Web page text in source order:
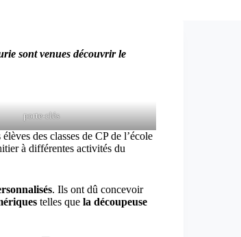
sont venues découvrir le
porte-clés
élèves des classes de CP de l’école
à différentes activités du
. Ils ont dû concevoir
telles que la découpeuse